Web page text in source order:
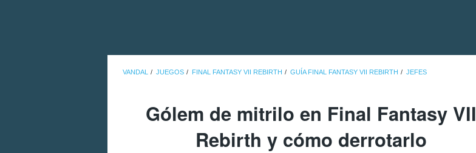
VANDAL JUEGOS FINAL FANTASY VII REBIRTH GUÍA FINAL FANTASY VII REBIRTH JEFES
Gólem de mitrilo en Final Fantasy VII
Rebirth y cómo derrotarlo